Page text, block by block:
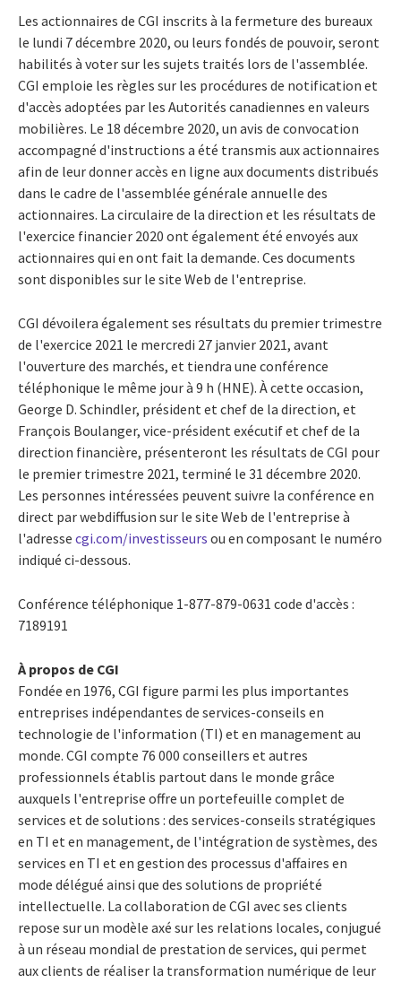
Les actionnaires de CGI inscrits à la fermeture des bureaux
le lundi 7 décembre 2020, ou leurs fondés de pouvoir, seront
habilités à voter sur les sujets traités lors de l'assemblée.
CGI emploie les règles sur les procédures de notification et
d'accès adoptées par les Autorités canadiennes en valeurs
mobilières. Le 18 décembre 2020, un avis de convocation
accompagné d'instructions a été transmis aux actionnaires
afin de leur donner accès en ligne aux documents distribués
dans le cadre de l'assemblée générale annuelle des
actionnaires. La circulaire de la direction et les résultats de
l'exercice financier 2020 ont également été envoyés aux
actionnaires qui en ont fait la demande. Ces documents
sont disponibles sur le site Web de l'entreprise.
CGI dévoilera également ses résultats du premier trimestre
de l'exercice 2021 le mercredi 27 janvier 2021, avant
l'ouverture des marchés, et tiendra une conférence
téléphonique le même jour à 9 h (HNE). À cette occasion,
George D. Schindler, président et chef de la direction, et
François Boulanger, vice-président exécutif et chef de la
direction financière, présenteront les résultats de CGI pour
le premier trimestre 2021, terminé le 31 décembre 2020.
Les personnes intéressées peuvent suivre la conférence en
direct par webdiffusion sur le site Web de l'entreprise à
l'adresse cgi.com/investisseurs ou en composant le numéro
indiqué ci-dessous.
Conférence téléphonique 1-877-879-0631 code d'accès :
7189191
À propos de CGI
Fondée en 1976, CGI figure parmi les plus importantes
entreprises indépendantes de services-conseils en
technologie de l'information (TI) et en management au
monde. CGI compte 76 000 conseillers et autres
professionnels établis partout dans le monde grâce
auxquels l'entreprise offre un portefeuille complet de
services et de solutions : des services-conseils stratégiques
en TI et en management, de l'intégration de systèmes, des
services en TI et en gestion des processus d'affaires en
mode délégué ainsi que des solutions de propriété
intellectuelle. La collaboration de CGI avec ses clients
repose sur un modèle axé sur les relations locales, conjugué
à un réseau mondial de prestation de services, qui permet
aux clients de réaliser la transformation numérique de leur